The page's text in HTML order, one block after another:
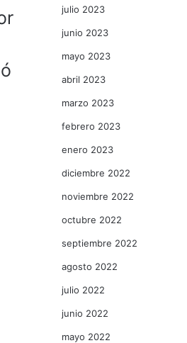
julio 2023
junio 2023
mayo 2023
abril 2023
marzo 2023
febrero 2023
enero 2023
diciembre 2022
noviembre 2022
octubre 2022
septiembre 2022
agosto 2022
julio 2022
junio 2022
mayo 2022